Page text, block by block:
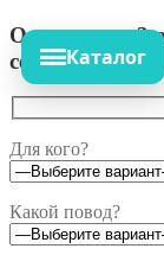
Ответьте на
сет!
Для кого?
Какой повод?
Каталог